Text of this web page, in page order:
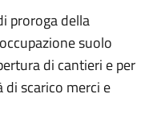
proroga della
suolo
di cantieri e per
scarico merci e